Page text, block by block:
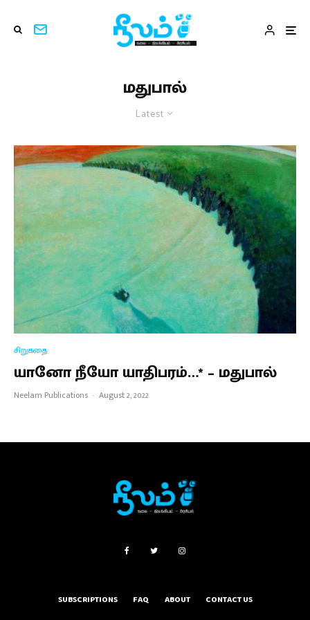
மதுபால்
Latest
சிறுகதை
யானோ நீயோ யாதிபரம்…* – மதுபால்
Neelam Publications · August 2, 2022
SUBSCRIPTIONS FAQ ABOUT CONTACT US